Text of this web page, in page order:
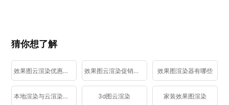
猜你想了解
效果图云渲染优惠活动 效果图云渲染促销活动 效果图渲染器有哪些
本地渲染与云渲染区别 3d图云渲染 家装效果图渲染